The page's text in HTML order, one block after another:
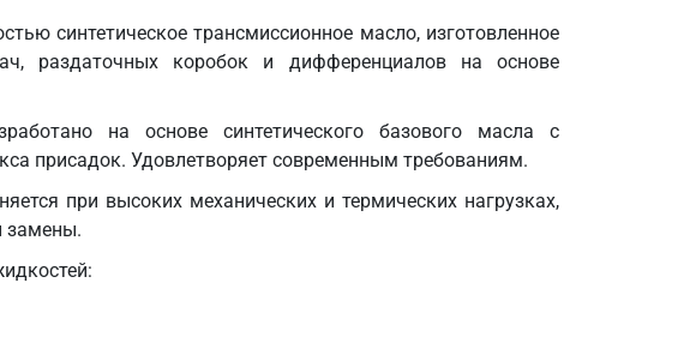
синтетическое трансмиссионное масло, изготовленное
раздаточных коробок и дифференциалов на основе
на основе синтетического базового масла с
присадок. Удовлетворяет современным требованиям.
при высоких механических и термических нагрузках,
замены.